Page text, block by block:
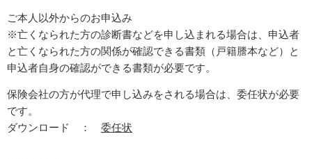
ご本人以外からのお申込み
※亡くなられた方の診断書などを申し込まれる場合は、申込者
と亡くなられた方の関係が確認できる書類（戸籍謄本など）と
申込者自身の確認ができる書類が必要です。
保険会社の方が代理で申し込みをされる場合は、委任状が必要
です。
ダウンロード ： 委任状